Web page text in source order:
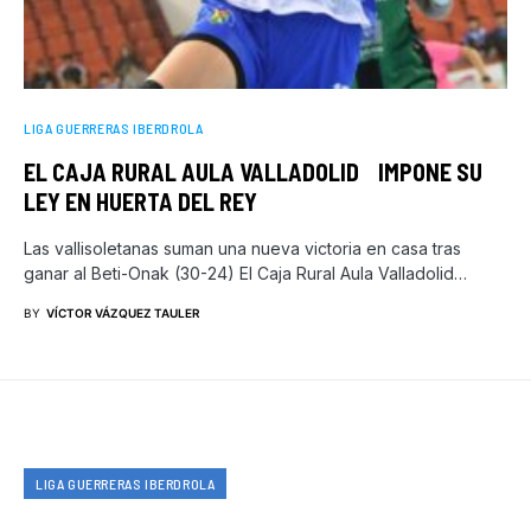
LIGA GUERRERAS IBERDROLA
EL CAJA RURAL AULA VALLADOLID IMPONE SU
LEY EN HUERTA DEL REY
Las vallisoletanas suman una nueva victoria en casa tras
ganar al Beti-Onak (30-24) El Caja Rural Aula Valladolid…
BY VÍCTOR VÁZQUEZ TAULER
LIGA GUERRERAS IBERDROLA